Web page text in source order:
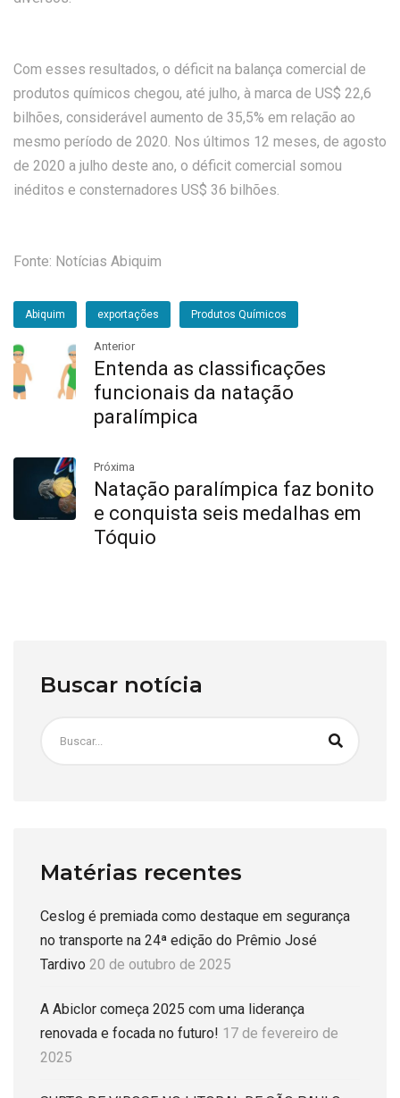
Com esses resultados, o déficit na balança comercial de
produtos químicos chegou, até julho, à marca de US$ 22,6
bilhões, considerável aumento de 35,5% em relação ao
mesmo período de 2020. Nos últimos 12 meses, de agosto
de 2020 a julho deste ano, o déficit comercial somou
inéditos e consternadores US$ 36 bilhões.
Fonte: Notícias Abiquim
Abiquim exportações Produtos Químicos
Anterior
Entenda as classificações
funcionais da natação
paralímpica
Próxima
Natação paralímpica faz bonito
e conquista seis medalhas em
Tóquio
Buscar notícia
Matérias recentes
Ceslog é premiada como destaque em segurança
no transporte na 24ª edição do Prêmio José
Tardivo 20 de outubro de 2025
A Abiclor começa 2025 com uma liderança
renovada e focada no futuro! 17 de fevereiro de
2025